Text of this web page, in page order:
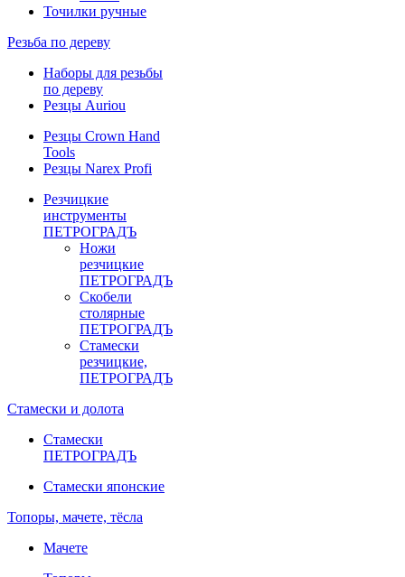
Точилки ручные
Резьба по дереву
Наборы для резьбы
по дереву
Резцы Auriou
Резцы Crown Hand
Tools
Резцы Narex Profi
Резчицкие
инструменты
ПЕТРОГРАДЪ
Ножи
резчицкие
ПЕТРОГРАДЪ
Скобели
столярные
ПЕТРОГРАДЪ
Стамески
резчицкие,
ПЕТРОГРАДЪ
Стамески и долота
Стамески
ПЕТРОГРАДЪ
Стамески японские
Топоры, мачете, тёсла
Мачете